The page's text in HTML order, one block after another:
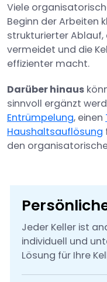
Viele
Beginn der Arbeiten
strukturierter
vermeidet und die
effizienter macht.
Darüber hinaus
sinnvoll ergänzt
Entrümpelung, einen
Haushaltsauflösung
den
Jeder Keller ist
individuell und
Lösung für Ihre